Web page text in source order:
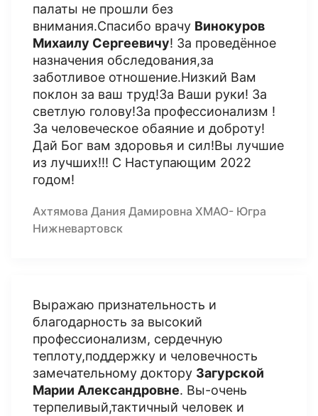
палаты не прошли без
внимания.Спасибо врачу Винокуров
Михаилу Сергеевичу! За проведённое
назначения обследования,за
заботливое отношение.Низкий Вам
поклон за ваш труд!За Ваши руки! За
светлую голову!За профессионализм !
За человеческое обаяние и доброту!
Дай Бог вам здоровья и сил!Вы лучшие
из лучших!!! С Наступающим 2022
годом!
Ахтямова Дания Дамировна ХМАО- Югра
Нижневартовск
Выражаю признательность и
благодарность за высокий
профессионализм, сердечную
теплоту,поддержку и человечность
замечательному доктору Загурской
Марии Александровне. Вы-очень
терпеливый,тактичный человек и